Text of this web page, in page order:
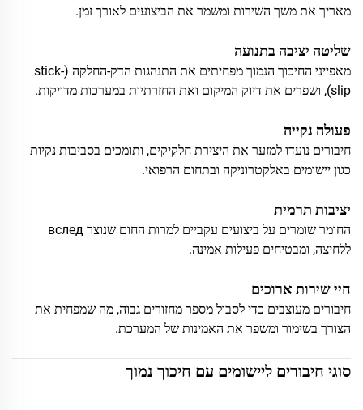
מאריך את משך השירות ומשמר את הביצועים לאורך זמן.
שליטה יציבה בתנועה
מאפייני החיכוך הנמוך מפחיתים את התנהגות הדק-החלקה (stick-
slip), ושפרים את דיוק המיקום ואת החזרתיות במערכות מדויקות.
פעולה נקייה
חיבורים נועדו למזער את היצירת חלקיקים, ותומכים בסביבות נקיות
כגון יישומים באלקטרוניקה ובתחום הרפואי.
יציבות תרמית
החומר שומרים על ביצועים עקביים למרות החום שנוצר вслед
ללחיצה, ומבטיחים פעילות אמינה.
חיי שירות ארוכים
חיבורים מעוצבים כדי לסבול מספר מחזורים גבוה, מה שמפחית את
הצורך בשימור ומשפר את האמינות של המערכת.
סוגי חיבורים ליישומים עם חיכוך נמוך